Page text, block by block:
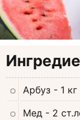
Арбуз - 1 кг
Мед - 2